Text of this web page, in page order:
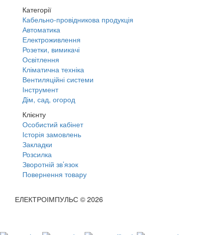
Категорії
Кабельно-провідникова продукція
Автоматика
Електроживлення
Розетки, вимикачі
Освітлення
Кліматична техніка
Вентиляційні системи
Інструмент
Дім, сад, огород
Клієнту
Особистий кабінет
Історія замовлень
Закладки
Розсилка
Зворотній зв’язок
Повернення товару
ЕЛЕКТРОІМПУЛЬС © 2026